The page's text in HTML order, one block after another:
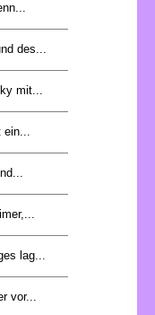
des...
mit...
ein...
lag...
vor...